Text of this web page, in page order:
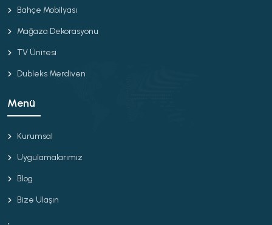
Bahçe Mobilyası
Mağaza Dekorasyonu
TV Ünitesi
Dubleks Merdiven
Menü
Kurumsal
Uygulamalarımız
Blog
Bize Ulaşın